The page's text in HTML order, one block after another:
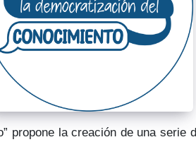
propone la creación de una